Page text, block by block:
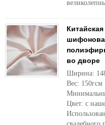
во дворе
Ширина:
Вес: 150гсм
Цвет: с